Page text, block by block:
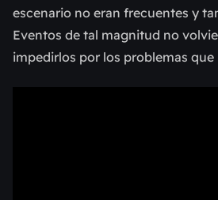
escenario no eran frecuentes y
Eventos de tal magnitud no
impedirlos por los problemas